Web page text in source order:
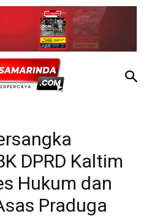
DPRD Kaltim
Hukum dan
Praduga